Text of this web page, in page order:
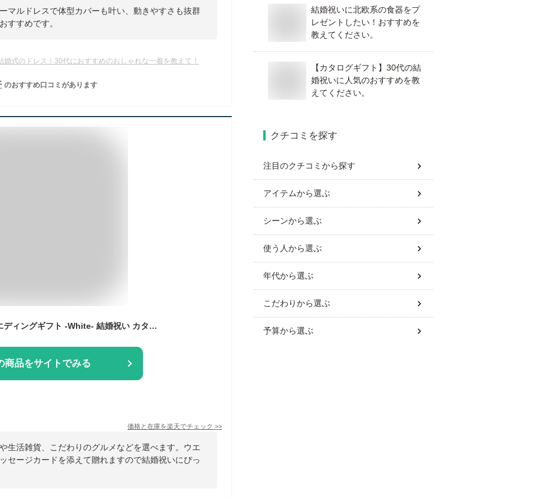
マルドレスで体型カバーも叶い、動きやすさも抜群
すすめです。
婚式のドレス｜30代におすすめのおしゃれな一着を教えて！
のおすすめ口コミがあります
Anny 【選べる】 ウエディングギフト -White- 結婚祝い カタログギフト 結婚 お祝い 記念日 プレゼント ギフト おしゃれ 友人 友達 女友達 親戚 家族 兄弟 10000円 1万円 1万円以下 送料無料 ザワウ 誕生日プレゼント 女友達
商品をサイトでみる
価格と在庫を楽天でチェック >>
生活雑貨、こだわりのグルメなどを選べます。ウエ
セージカードを添えて贈れますので結婚祝いにぴっ
結婚祝いに北欧系の食器をプ
レゼントしたい！おすすめを
教えてください。
【カタログギフト】30代の結
婚祝いに人気のおすすめを教
えてください。
クチコミを探す
注目のクチコミから探す
アイテムから選ぶ
シーンから選ぶ
使う人から選ぶ
年代から選ぶ
こだわりから選ぶ
予算から選ぶ